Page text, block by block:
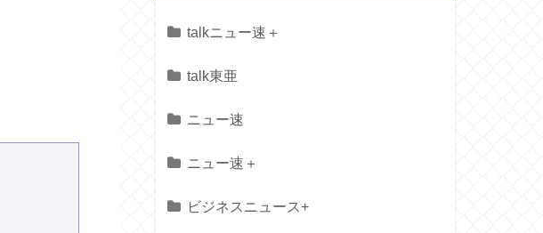
talkニュー速＋
talk東亜
ニュー速
ニュー速＋
ビジネスニュース+